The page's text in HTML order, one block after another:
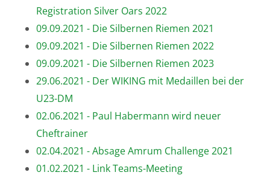
Registration Silver Oars 2022
09.09.2021 - Die Silbernen Riemen 2021
09.09.2021 - Die Silbernen Riemen 2022
09.09.2021 - Die Silbernen Riemen 2023
29.06.2021 - Der WIKING mit Medaillen bei der
U23-DM
02.06.2021 - Paul Habermann wird neuer
Cheftrainer
02.04.2021 - Absage Amrum Challenge 2021
01.02.2021 - Link Teams-Meeting